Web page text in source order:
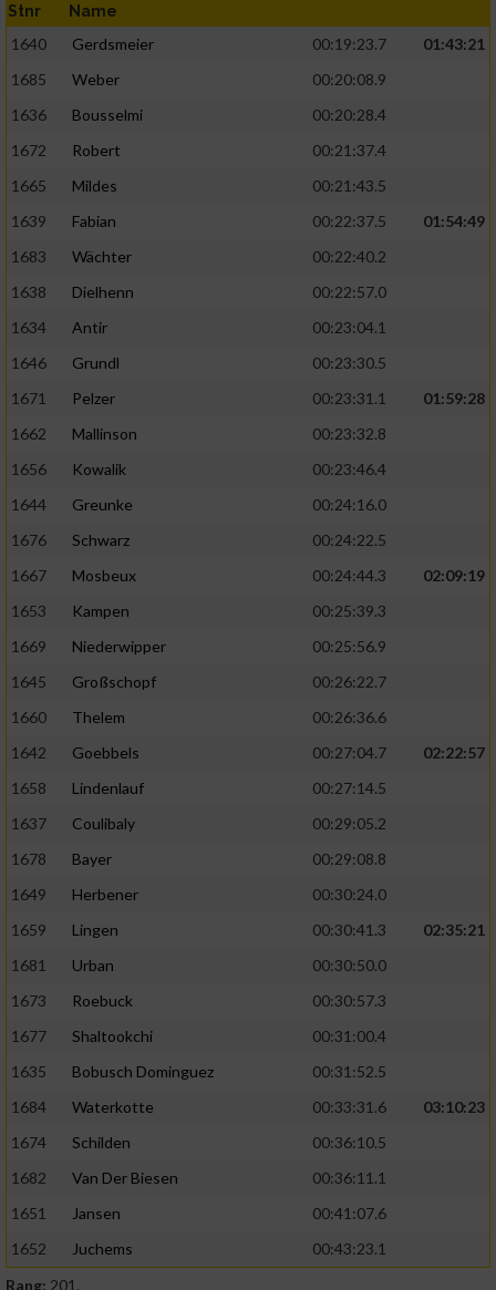
Stnr Name
1640 Gerdsmeier 00:19:23.7
01:43:21
1685
Weber
00:20:08.9
1636
Bousselmi
00:20:28.4
1672
Robert
00:21:37.4
1665
Mildes
00:21:43.5
1639
Fabian 00:22:37.5
01:54:49
1683
Wächter
00:22:40.2
1638
Dielhenn
00:22:57.0
1634
Antir
00:23:04.1
1646
Grundl
00:23:30.5
1671
Pelzer 00:23:31.1
01:59:28
1662
Mallinson
00:23:32.8
1656
Kowalik
00:23:46.4
1644
Greunke
00:24:16.0
1676
Schwarz
00:24:22.5
1667
Mosbeux 00:24:44.3
02:09:19
1653
Kampen
00:25:39.3
1669
Niederwipper
00:25:56.9
1645
Großschopf
00:26:22.7
1660
Thelem
00:26:36.6
1642
Goebbels 00:27:04.7
02:22:57
1658
Lindenlauf
00:27:14.5
1637
Coulibaly
00:29:05.2
1678
Bayer
00:29:08.8
1649
Herbener
00:30:24.0
1659
Lingen 00:30:41.3
02:35:21
1681
Urban
00:30:50.0
1673
Roebuck
00:30:57.3
1677
Shaltookchi
00:31:00.4
1635
Bobusch Dominguez
00:31:52.5
1684
Waterkotte 00:33:31.6
03:10:23
1674
Schilden
00:36:10.5
1682
Van Der Biesen
00:36:11.1
1651
Jansen
00:41:07.6
1652
Juchems
00:43:23.1
Rang: 201.